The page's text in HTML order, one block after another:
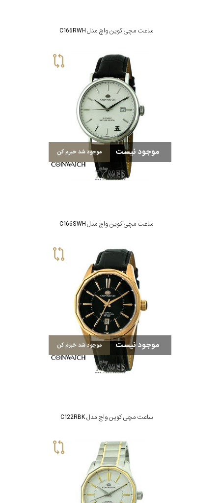
ساعت مچی کوین واچ مدل C166RWH
موجود نیست موجود شد خبرم کن
ساعت مچی کوین واچ مدل C166SWH
موجود نیست موجود شد خبرم کن
ساعت مچی کوین واچ مدل C122RBK